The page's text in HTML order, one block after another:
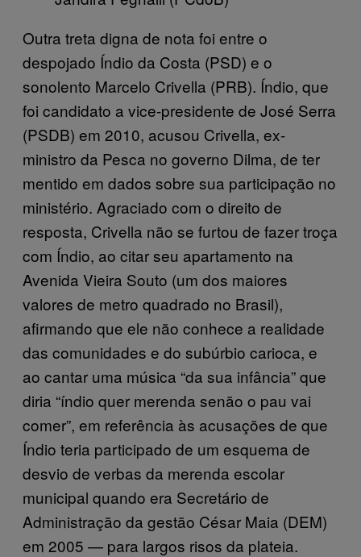
Outra treta digna de nota foi entre o
despojado Índio da Costa (PSD) e o
sonolento Marcelo Crivella (PRB). Índio, que
foi candidato a vice-presidente de José Serra
(PSDB) em 2010, acusou Crivella, ex-
ministro da Pesca no governo Dilma, de ter
mentido em dados sobre sua participação no
ministério. Agraciado com o direito de
resposta, Crivella não se furtou de fazer troça
com Índio, ao citar seu apartamento na
Avenida Vieira Souto (um dos maiores
valores de metro quadrado no Brasil),
afirmando que ele não conhece a realidade
das comunidades e do subúrbio carioca, e
ao cantar uma música “da sua infância” que
diria “índio quer merenda senão o pau vai
comer”, em referência às acusações de que
Índio teria participado de um esquema de
desvio de verbas da merenda escolar
municipal quando era Secretário de
Administração da gestão César Maia (DEM)
em 2005 — para largos risos da plateia.